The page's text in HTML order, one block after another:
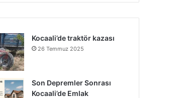
Kocaali’de traktör kazası
26 Temmuz 2025
Son Depremler Sonrası
Kocaali’de Emlak